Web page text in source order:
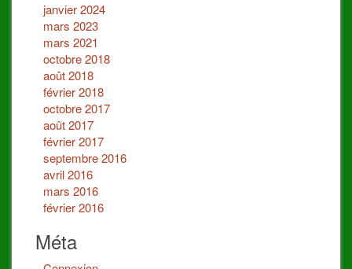
janvier 2024
mars 2023
mars 2021
octobre 2018
août 2018
février 2018
octobre 2017
août 2017
février 2017
septembre 2016
avril 2016
mars 2016
février 2016
Méta